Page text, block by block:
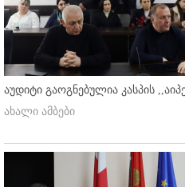
აუდიტი გაოგნებულია კასპის
ახალი ამბები